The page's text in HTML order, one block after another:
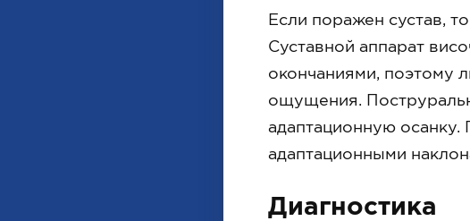
Если поражен сустав,
Суставной аппарат
окончаниями, поэтому
ощущения.
адаптационную осанку.
адаптационными
Диагностика